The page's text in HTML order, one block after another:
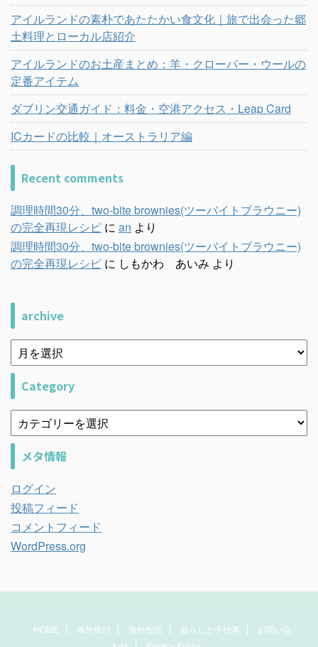
アイルランドの素朴であたたかい食文化｜旅で出会った郷
土料理とローカル店紹介
アイルランドのお土産まとめ：羊・クローバー・ウールの
定番アイテム
ダブリン交通ガイド：料金・空港アクセス・Leap Card
ICカードの比較｜オーストラリア編
Recent comments
調理時間30分、two-bite brownies(ツーバイトブラウニー)
の完全再現レシピ に an より
調理時間30分、two-bite brownies(ツーバイトブラウニー)
の完全再現レシピ に しもかわ あいみ より
archive
Category
メタ情報
ログイン
投稿フィード
コメントフィード
WordPress.org
HOME 海外旅行 海外生活 暮らしと手仕事
お問い合